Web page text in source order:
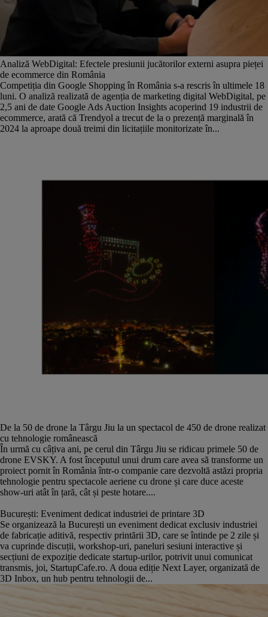
Analiză WebDigital: Efectele presiunii jucătorilor externi asupra pieței
de ecommerce din România
Competiția din Google Shopping în România s-a rescris în ultimele 18
luni. O analiză realizată de agenția de marketing digital WebDigital, pe
2,5 ani de date Google Ads Auction Insights acoperind 19 industrii de
ecommerce, arată că Trendyol a trecut de la o prezență marginală în
2024 la aproape două treimi din licitațiile monitorizate în...
De la 50 de drone la Târgu Jiu la un spectacol de 450 de drone realizat
cu tehnologie românească
În urmă cu câțiva ani, pe cerul din Târgu Jiu se ridicau primele 50 de
drone EVSKY. A fost începutul unui drum care avea să transforme un
proiect pornit în România într-o companie care dezvoltă astăzi propria
tehnologie pentru spectacole aeriene cu drone și care duce aceste
show-uri atât în țară, cât și peste hotare....
București: Eveniment dedicat industriei de printare 3D
Se organizează la București un eveniment dedicat exclusiv industriei
de fabricație aditivă, respectiv printării 3D, care se întinde pe 2 zile și
va cuprinde discuții, workshop-uri, paneluri sesiuni interactive și
secțiuni de expoziție dedicate startup-urilor, potrivit unui comunicat
transmis, joi, StartupCafe.ro. A doua ediție Next Layer, organizată de
3D Inbox, un hub pentru tehnologii de...